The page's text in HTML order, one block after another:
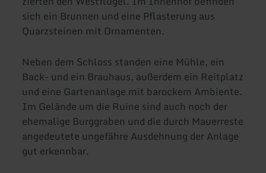
sich ein Brunnen und eine Pflasterung aus
Quarzsteinen mit Ornamenten.
Neben dem Schloss standen eine Mühle, ein
Back- und ein Brauhaus, außerdem ein Reitplatz
und eine Gartenanlage mit barockem Ambiente.
Im Gelände um die Ruine sind auch noch der
ehemalige Burggraben und die durch Mauerreste
angedeutete ungefähre Ausdehnung der Anlage
gut erkennbar.